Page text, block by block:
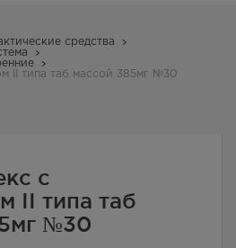
средства
II типа таб массой 385мг №30
с
II типа таб
№30